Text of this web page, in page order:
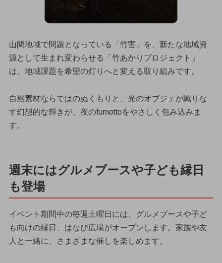
山間地域で問題となっている「竹害」を、新たな地域資
源として生まれ変わらせる「竹あかりプロジェクト」
は、地域課題を希望の灯りへと変える取り組みです。
自然素材ならではのぬくもりと、光のオブジェが織りな
す幻想的な輝きが、夜のfumottoをやさしく包み込みま
す。
週末にはグルメブースや子ども縁日
も登場
イベント期間中の毎週土曜日には、グルメブースや子ど
も向けの縁日、はなび広場がオープンします。家族や友
人と一緒に、さまざまな催しを楽しめます。